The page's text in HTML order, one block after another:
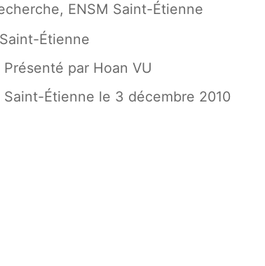
ENSM Saint-Étienne
Étienne
Présenté par Hoan VU
Saint-Étienne le 3 décembre 2010